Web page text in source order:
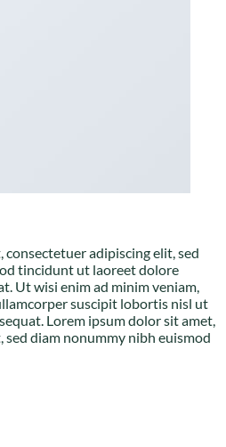
adipiscing elit, sed
tincidunt ut laoreet dolore
Ut wisi enim ad minim veniam,
suscipit lobortis nisl ut
Lorem ipsum dolor sit amet,
diam nonummy nibh euismod